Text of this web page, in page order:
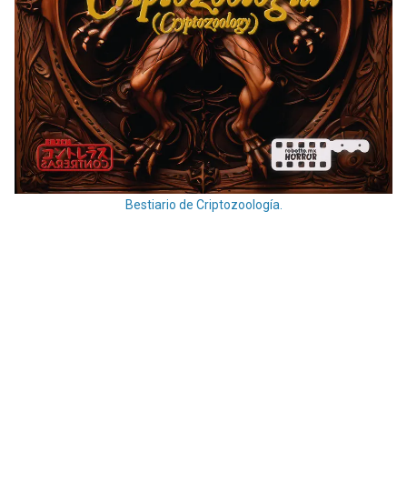
Bestiario de Criptozoología.